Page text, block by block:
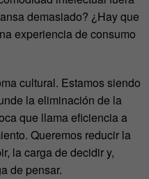
demasiado? ¿Hay que
experiencia de consumo
cultural. Estamos siendo
la eliminación de la
que llama eficiencia a
. Queremos reducir la
la carga de decidir y,
de pensar.